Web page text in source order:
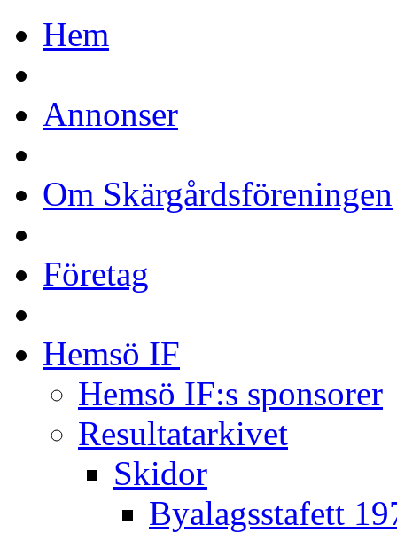
Hem
Annonser
Om Skärgårdsföreningen
Företag
Hemsö IF
Hemsö IF:s sponsorer
Resultatarkivet
Skidor
Byalagsstafett